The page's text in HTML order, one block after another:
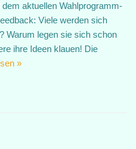
aktuellen Wahlprogramm-
Viele werden sich
Warum legen sie sich schon
ihre Ideen klauen! Die
»